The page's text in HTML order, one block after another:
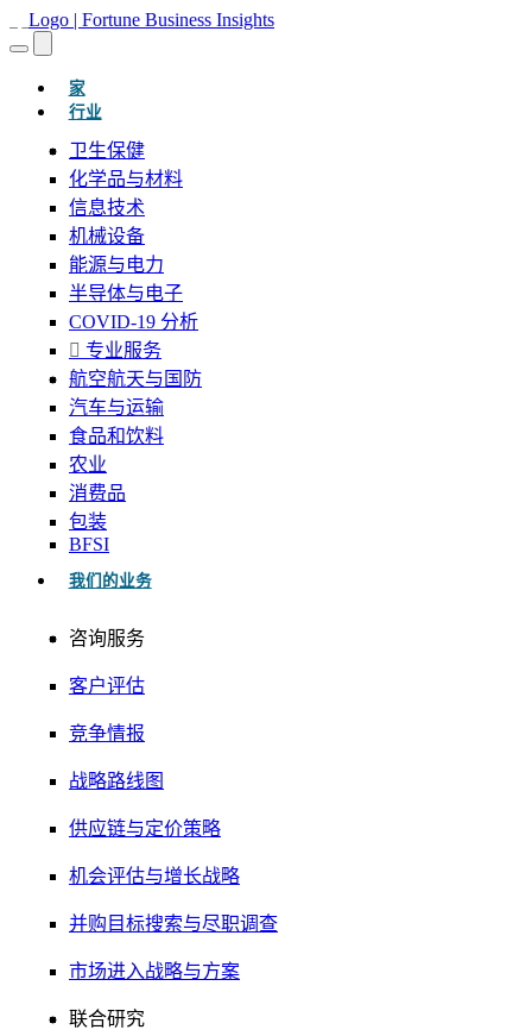
家(当前的)
行业
卫生保健
化学品与材料
信息技术
机械设备
能源与电力
半导体与电子
COVID-19 分析
专业服务
航空航天与国防
汽车与运输
食品和饮料
农业
消费品
包装
BFSI
我们的业务
咨询服务
客户评估
竞争情报
战略路线图
供应链与定价策略
机会评估与增长战略
并购目标搜索与尽职调查
市场进入战略与方案
联合研究